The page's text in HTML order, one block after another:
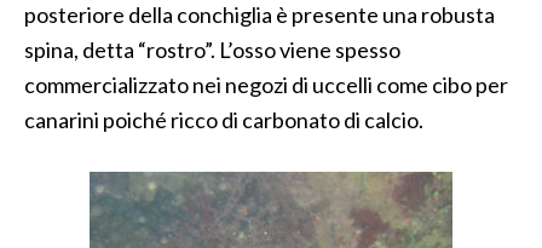
posteriore della conchiglia è presente una robusta
spina, detta “rostro”. L’osso viene spesso
commercializzato nei negozi di uccelli come cibo per
canarini poiché ricco di carbonato di calcio.